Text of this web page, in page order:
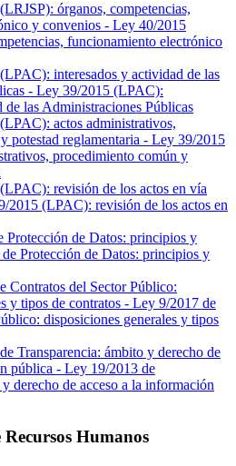
órganos, competencias,
y convenios - Ley 40/2015
funcionamiento electrónico
interesados y actividad de las
- Ley 39/2015 (LPAC):
de las Administraciones Públicas
actos administrativos,
potestad reglamentaria - Ley 39/2015
procedimiento común y
revisión de los actos en vía
2015 (LPAC): revisión de los actos en
Protección de Datos: principios y
Protección de Datos: principios y
Contratos del Sector Público:
y tipos de contratos - Ley 9/2017 de
disposiciones generales y tipos
Transparencia: ámbito y derecho de
pública - Ley 19/2013 de
derecho de acceso a la información
Humanos